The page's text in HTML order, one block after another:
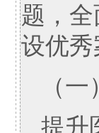
题，
设优秀
（
提升